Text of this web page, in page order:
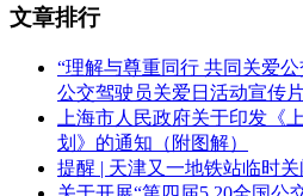
文章排行
“理解与尊重同行 共同关爱
公交驾驶员关爱日活动宣传
上海市人民政府关于印发《
划》的通知（附图解）
提醒 | 天津又一地铁站临时关